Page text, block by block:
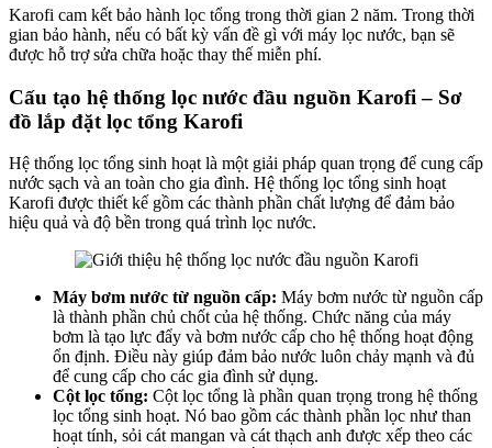
Karofi cam kết bảo hành lọc tổng trong thời gian 2 năm. Trong thời
gian bảo hành, nếu có bất kỳ vấn đề gì với máy lọc nước, bạn sẽ
được hỗ trợ sửa chữa hoặc thay thế miễn phí.
Cấu tạo hệ thống lọc nước đầu nguồn Karofi – Sơ
đồ lắp đặt lọc tổng Karofi
Hệ thống lọc tổng sinh hoạt là một giải pháp quan trọng để cung cấp
nước sạch và an toàn cho gia đình. Hệ thống lọc tổng sinh hoạt
Karofi được thiết kế gồm các thành phần chất lượng để đảm bảo
hiệu quả và độ bền trong quá trình lọc nước.
Máy bơm nước từ nguồn cấp: Máy bơm nước từ nguồn cấp
là thành phần chủ chốt của hệ thống. Chức năng của máy
bơm là tạo lực đẩy và bơm nước cấp cho hệ thống hoạt động
ổn định. Điều này giúp đảm bảo nước luôn chảy mạnh và đủ
để cung cấp cho các gia đình sử dụng.
Cột lọc tổng: Cột lọc tổng là phần quan trọng trong hệ thống
lọc tổng sinh hoạt. Nó bao gồm các thành phần lọc như than
hoạt tính, sỏi cát mangan và cát thạch anh được xếp theo các